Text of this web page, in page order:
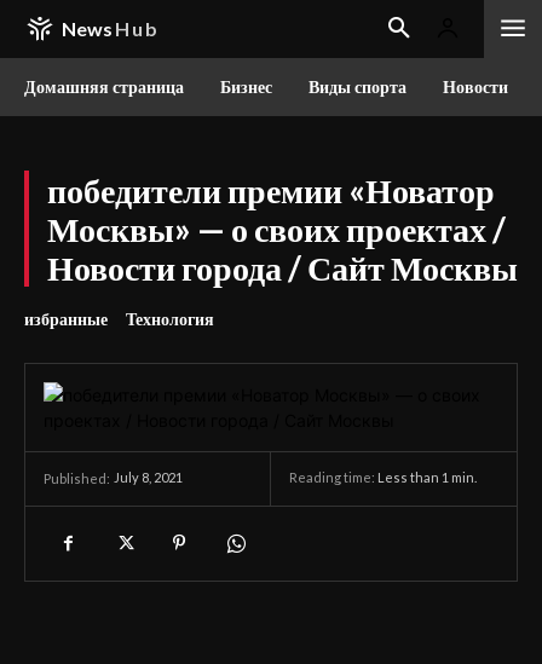
News Hub
Домашняя страница Бизнес Виды спорта Новости
победители премии «Новатор
Москвы» — о своих проектах /
Новости города / Сайт Москвы
избранные Технология
Published: July 8, 2021 Reading time: Less than 1 min.